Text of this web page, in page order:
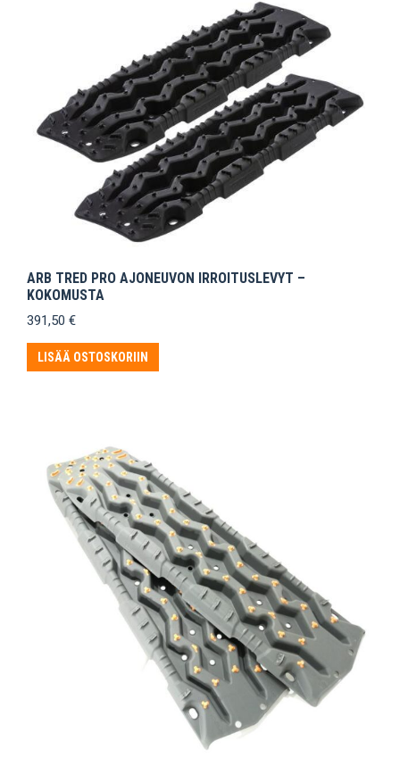
ARB TRED PRO AJONEUVON IRROITUSLEVYT –
KOKOMUSTA
391,50 €
LISÄÄ OSTOSKORIIN